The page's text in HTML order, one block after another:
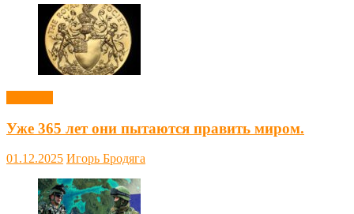
Уже 365 лет они пытаются править миром.
01.12.2025 Игорь Бродяга